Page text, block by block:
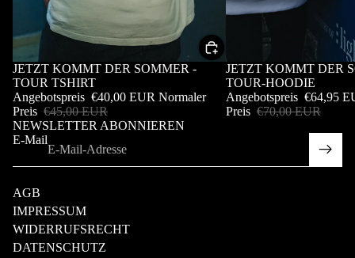
Sale
JETZT KOMMT DER SOMMER -
TOUR TSHIRT
Angebotspreis €40,00 EUR Normaler
Preis €45,00 EUR
Sale
JETZT KOMMT DER
TOUR-HOODIE
Angebotspreis €64,95
Preis €70,00 EUR
NEWSLETTER ABONNIEREN
E-Mail
AGB
IMPRESSUM
WIDERRUFSRECHT
DATENSCHUTZ